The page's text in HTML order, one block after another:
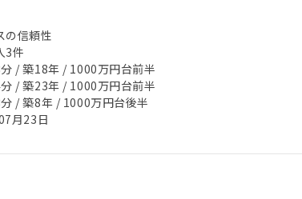
の信頼性
3件
/ 築18年 / 1000万円台前半
/ 築23年 / 1000万円台前半
/ 築8年 / 1000万円台後半
月23日